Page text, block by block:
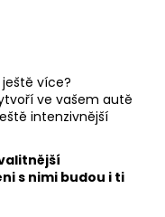
více?
ve vašem autě
intenzivnější
s nimi budou i ti